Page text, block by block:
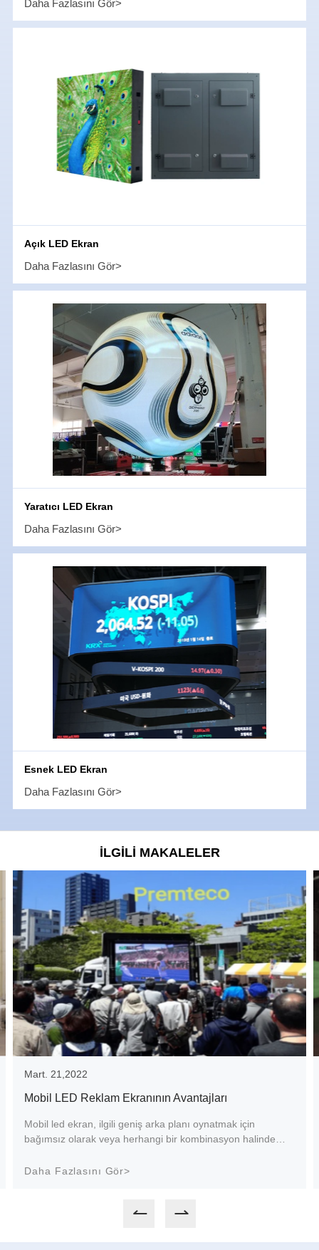
Daha Fazlasını Gör>
Açık LED Ekran
Daha Fazlasını Gör>
Yaratıcı LED Ekran
Daha Fazlasını Gör>
Esnek LED Ekran
Daha Fazlasını Gör>
İLGİLİ MAKALELER
Mart. 21,2022
Mobil LED Reklam Ekranının Avantajları
Mobil led ekran, ilgili geniş arka planı oynatmak için
bağımsız olarak veya herhangi bir kombinasyon halinde
göre bölmeler halinde görüntülenebilir. Karakterlerin yakın
Daha Fazlasını Gör>